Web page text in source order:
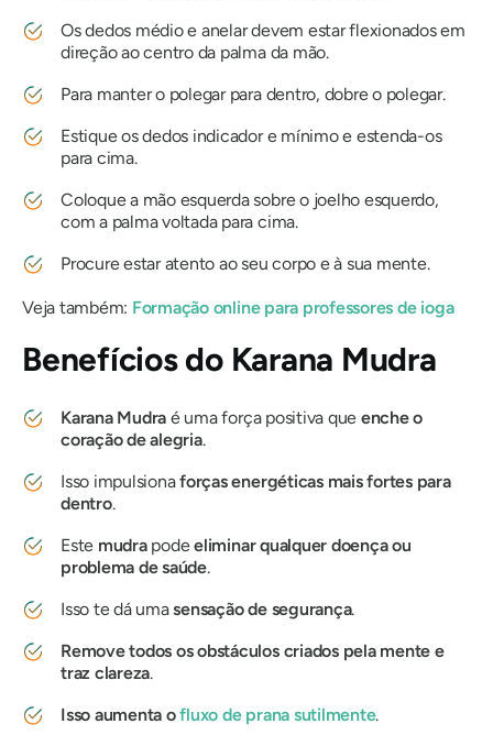
Os dedos médio e anelar devem estar flexionados em
direção ao centro da palma da mão.
Para manter o polegar para dentro, dobre o polegar.
Estique os dedos indicador e mínimo e estenda-os
para cima.
Coloque a mão esquerda sobre o joelho esquerdo,
com a palma voltada para cima.
Procure estar atento ao seu corpo e à sua mente.
Veja também: Formação online para professores de ioga
Benefícios do Karana Mudra
Karana Mudra é uma força positiva que enche o
coração de alegria.
Isso impulsionaforças energéticas mais fortes para
dentro.
Este mudrapodeeliminar qualquer doença ou
problema de saúde.
Isso te dá umasensação de segurança.
Remove todos os obstáculos criados pela mente e
traz clareza.
Isso aumenta ofluxo de prana sutilmente.